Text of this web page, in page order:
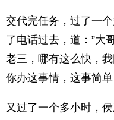
交代完任务，过了一
了电话过去，道：”大
老三，哪有这么快，
你办这事情，这事简单
又过了一个多小时，